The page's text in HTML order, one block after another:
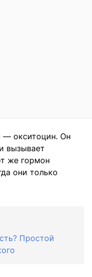
— окситоцин. Он
вызывает
же гормон
они только
Простой